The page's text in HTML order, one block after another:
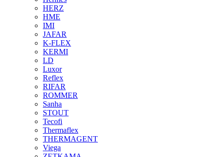
HERZ
HME
IMI
JAFAR
K-FLEX
KERMI
LD
Luxor
Reflex
RIFAR
ROMMER
Sanha
STOUT
Tecofi
Thermaflex
THERMAGENT
Viega